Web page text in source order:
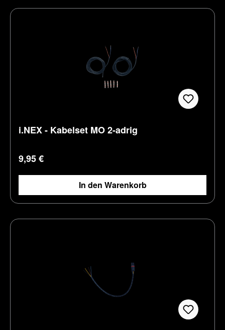
i.NEX - Kabelset MO 2-adrig
Regulärer Preis:
9,95 €
In den Warenkorb